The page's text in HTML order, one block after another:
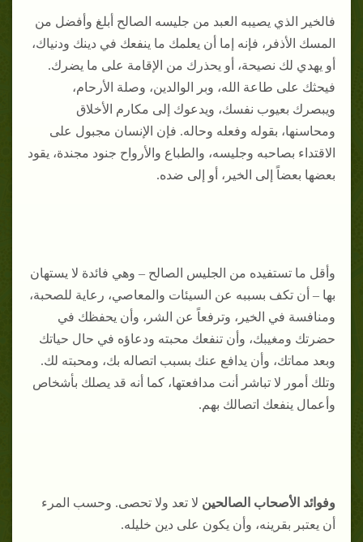
فالخير الذي يصيبه العبد من جليسه الصالح أبلغ وأفضل من
المسك الأذفر، فإنه إما أن يعلمك ما ينفعك في دينك ودنياك،
أو يهدي لك نصيحة، أو يحذرك من الإقامة على ما يضرك.
فيحثك على طاعة الله، وبر الوالدين، وصلة الأرحام،
ويبصرك بعيوب نفسك، ويدعوك إلى مكارم الأخلاق
ومحاسنها، بقوله وفعله وحاله. فإن الإنسان مجبول على
الاقتداء بصاحبه وجليسه، والطباع والأرواح جنود مجندة، يقود
بعضها بعضاً إلى الخير، أو إلى ضده.
وأقل ما تستفيده من الجليس الصالح – وهي فائدة لا يستهان
بها – أن تكف بسببه عن السيئات والمعاصي، رعاية للصحبة،
ومنافسة في الخير، وترفعاً عن الشر، وأن يحفظك في
حضرتك ومغيبك، وأن تنفعك محبته ودعاؤه في حال حياتك
وبعد مماتك، وأن يدافع عنك بسبب اتصاله بك، ومحبته لك.
وتلك أمور لا تباشر أنت مدافعتها، كما أنه قد يصلك بأشخاص
وأعمال ينفعك اتصالك بهم.
وفوائد الأصحاب الصالحين لا تعد ولا تحصى. وحسب المرء
أن يعتبر بقرينه، وأن يكون على دين خليله.